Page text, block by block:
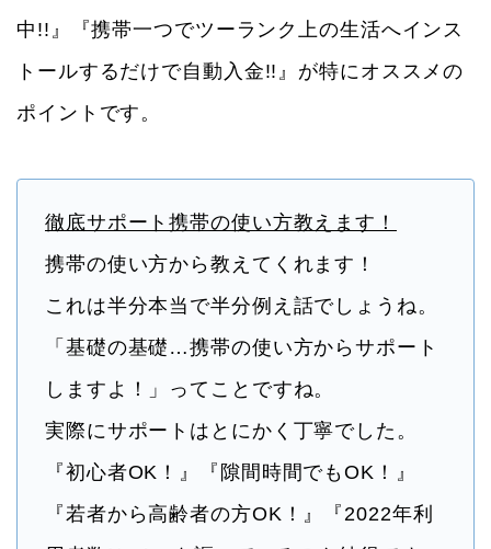
中!!』『携帯一つでツーランク上の生活へインス
トールするだけで自動入金!!』が特にオススメの
ポイントです。
徹底サポート携帯の使い方教えます！
携帯の使い方から教えてくれます！
これは半分本当で半分例え話でしょうね。
「基礎の基礎…携帯の使い方からサポート
しますよ！」ってことですね。
実際にサポートはとにかく丁寧でした。
『初心者OK！』『隙間時間でもOK！』
『若者から高齢者の方OK！』『2022年利